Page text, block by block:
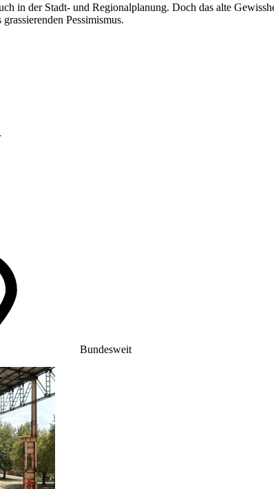
in der Stadt- und Regionalplanung. Doch das alte
Pessimismus.
Bundesweit